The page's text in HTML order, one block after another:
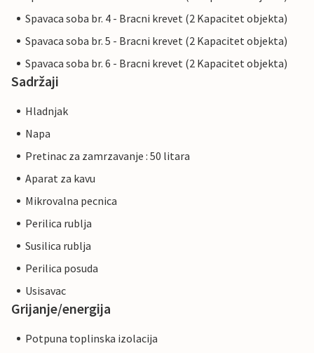
Spavaca soba br. 4 - Bracni krevet (2 Kapacitet objekta)
Spavaca soba br. 5 - Bracni krevet (2 Kapacitet objekta)
Spavaca soba br. 6 - Bracni krevet (2 Kapacitet objekta)
Sadržaji
Hladnjak
Napa
Pretinac za zamrzavanje : 50 litara
Aparat za kavu
Mikrovalna pecnica
Perilica rublja
Susilica rublja
Perilica posuda
Usisavac
Grijanje/energija
Potpuna toplinska izolacija